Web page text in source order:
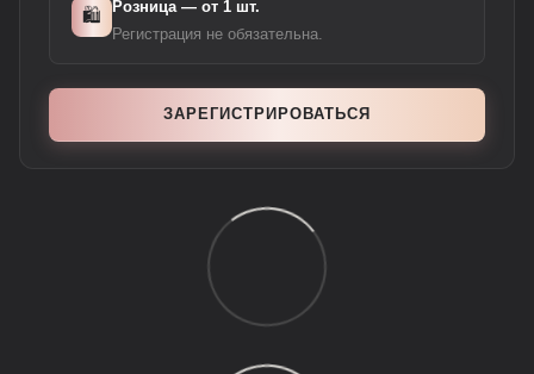
🛍️ Розница — от 1 шт.
Регистрация не обязательна.
ЗАРЕГИСТРИРОВАТЬСЯ